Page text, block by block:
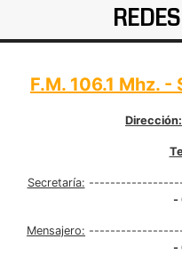
F.M. 106.1 Mhz.
Dirección:
Secretaría:
-
Mensajero:
-